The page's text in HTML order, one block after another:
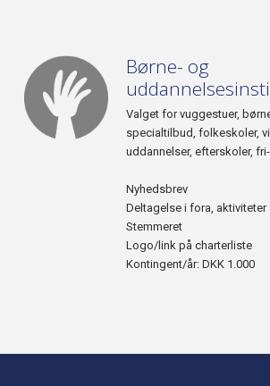
Børne- og
Valget for vuggestuer,
specialtilbud, folkeskoler,
uddannelser, efterskoler,
Nyhedsbrev
Deltagelse i fora, aktiviteter
Stemmeret
Logo/link på charterliste
Kontingent/år: DKK 1.000